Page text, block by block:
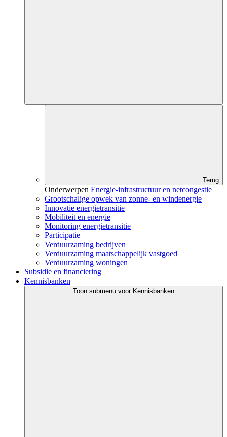
Terug
Onderwerpen Energie-infrastructuur en netcongestie
Grootschalige opwek van zonne- en windenergie
Innovatie energietransitie
Mobiliteit en energie
Monitoring energietransitie
Participatie
Verduurzaming bedrijven
Verduurzaming maatschappelijk vastgoed
Verduurzaming woningen
Subsidie en financiering
Kennisbanken
Toon submenu voor Kennisbanken